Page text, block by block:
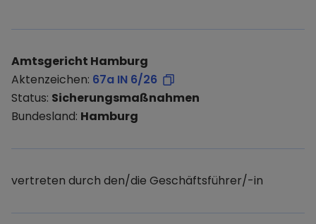
Amtsgericht Hamburg
Aktenzeichen: 67a IN 6/26
Status: Sicherungsmaßnahmen
Bundesland: Hamburg
vertreten durch den/die Geschäftsführer/-in